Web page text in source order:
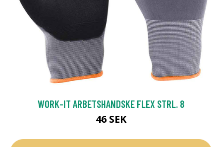
WORK-IT ARBETSHANDSKE FLEX STRL. 8
46 SEK